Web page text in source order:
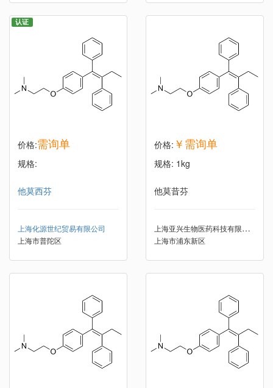
认证
价格:需询单
规格:
他莫西芬
上海化源世纪贸易有限公司
上海市普陀区
价格: ￥需询单
规格: 1kg
他莫昔芬
上海亚兴生物医药科技有限公司
上海市浦东新区